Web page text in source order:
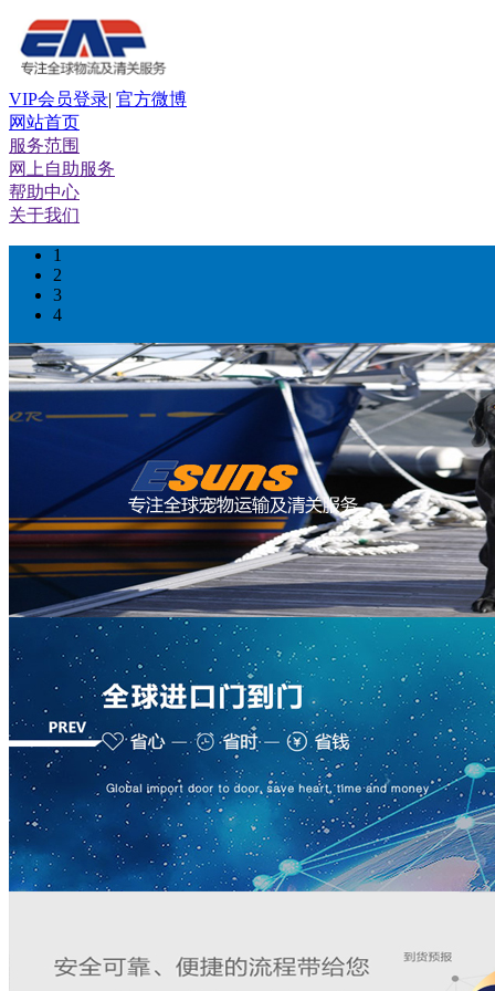
VIP会员登录| 官方微博
网站首页
服务范围
网上自助服务
帮助中心
关于我们
1
2
3
4